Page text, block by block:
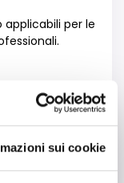
sui cookie
applicabili per le
essere
a
anche il
alla tua
ti